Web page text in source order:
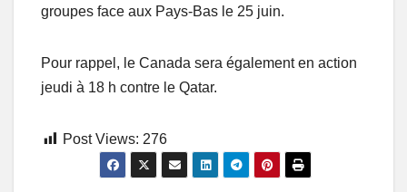
groupes face aux Pays-Bas le 25 juin.
Pour rappel, le Canada sera également en action
jeudi à 18 h contre le Qatar.
Post Views: 276